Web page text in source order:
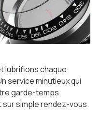
lubrifions chaque
service minutieux qui
garde-temps.
simple rendez-vous.